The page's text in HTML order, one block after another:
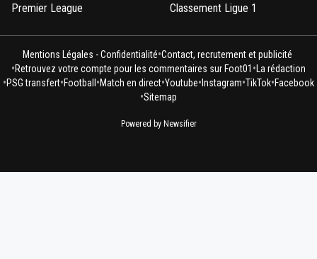
Premier League
Classement Ligue 1
Mentions Légales - Confidentialité•Contact, recrutement et publicité
•Retrouvez votre compte pour les commentaires sur Foot01 • La rédaction
•PSG transfert•Football •Match en direct•Youtube• Instagram•TikTok•Facebook
•Sitemap
Powered by Newsifier